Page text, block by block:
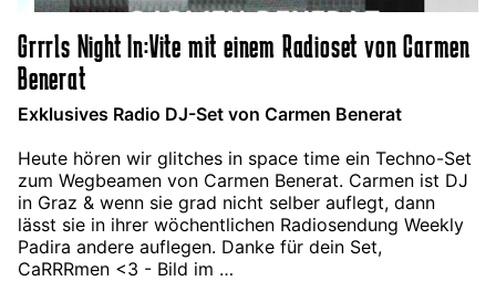
Grrrls Night In:Vite mit einem Radioset von Carmen
Benerat
Exklusives Radio DJ-Set von Carmen Benerat
Heute hören wir glitches in space time ein Techno-Set
zum Wegbeamen von Carmen Benerat. Carmen ist DJ
in Graz & wenn sie grad nicht selber auflegt, dann
lässt sie in ihrer wöchentlichen Radiosendung Weekly
Padira andere auflegen. Danke für dein Set,
CaRRRmen <3 - Bild im …